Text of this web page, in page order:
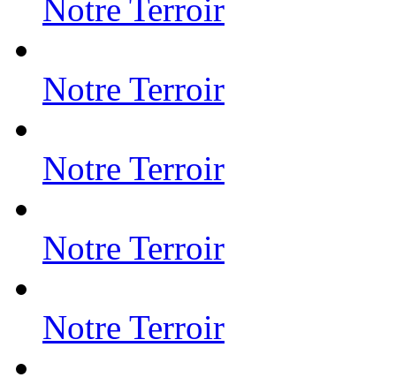
Notre Terroir
Notre Terroir
Notre Terroir
Notre Terroir
Notre Terroir